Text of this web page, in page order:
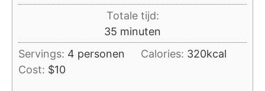
Totale tijd:
35 minuten
minuten
Servings: 4 personen Calories: 320kcal
Cost: $10